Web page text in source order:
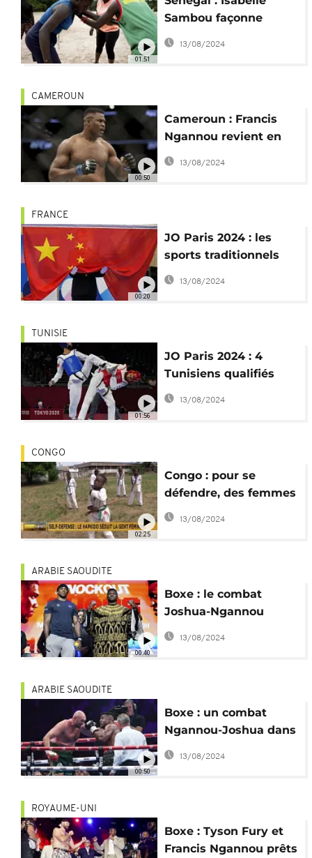
01:51
Sambou façonne
l'avenir de lutteuses
en herbe
13/08/2024
00:50
CAMEROUN
Cameroun : Francis
Ngannou revient en
MMA avec la PFL
13/08/2024
00:20
FRANCE
JO Paris 2024 : les
sports traditionnels
chinois mis à
13/08/2024
01:56
TUNISIE
JO Paris 2024 : 4
Tunisiens qualifiés
pour l'épreuve de
13/08/2024
02:25
CONGO
Congo : pour se
défendre, des femmes
apprennent le hapkido
13/08/2024
00:40
ARABIE SAOUDITE
Boxe : le combat
Joshua-Ngannou
confirmé pour le 8
mars
13/08/2024
00:50
ARABIE SAOUDITE
Boxe : un combat
Ngannou-Joshua dans
les tuyaux
13/08/2024
ROYAUME-UNI
Boxe : Tyson Fury et
Francis Ngannou prêts